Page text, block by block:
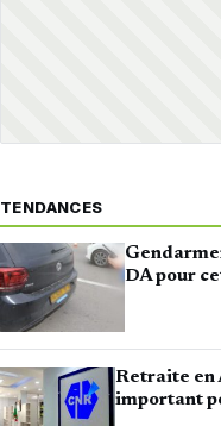
TENDANCES
DA pour
Retraite en
important